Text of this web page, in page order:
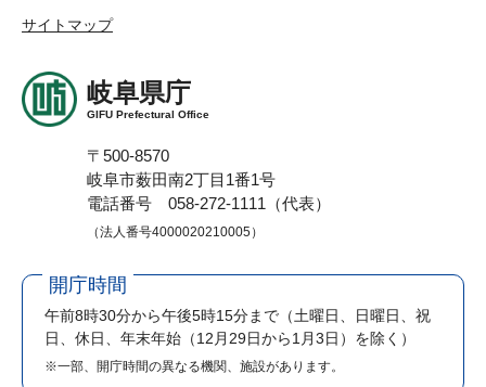
サイトマップ
岐阜県庁
GIFU Prefectural Office
〒500-8570
岐阜市薮田南2丁目1番1号
電話番号 058-272-1111（代表）
（法人番号4000020210005）
開庁時間
午前8時30分から午後5時15分まで （土曜日、日曜日、祝
日、休日、年末年始（12月29日から1月3日）を除く）
※一部、開庁時間の異なる機関、施設があります。